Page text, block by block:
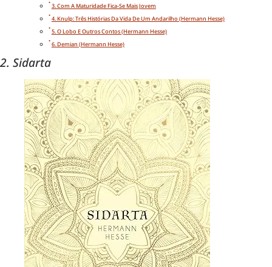
3. Com A Maturidade Fica-Se Mais Jovem
4. Knulp: Três Histórias Da Vida De Um Andarilho (Hermann Hesse)
5. O Lobo E Outros Contos (Hermann Hesse)
6. Demian (Hermann Hesse)
2. Sidarta